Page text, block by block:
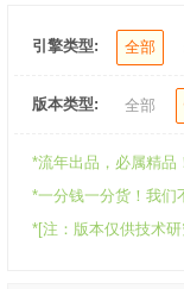
引擎类型: 全部
版本类型: 全部
*流年出品，必属精品
*一分钱一分货！我们
*[注：版本仅供技术